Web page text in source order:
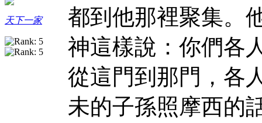
天下一家
都到他那裡聚集。
神這樣說：你們各
從這門到那門，各
未的子孫照摩西的